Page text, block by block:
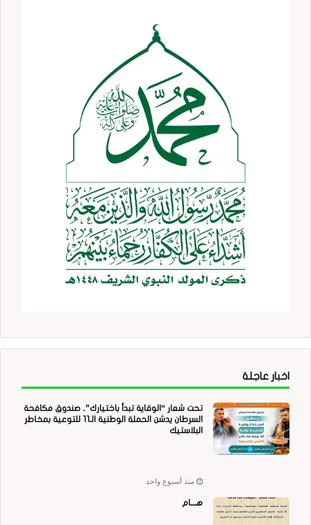
اخبار عاجلة
تحت شعار “الوقاية تبدأ باختيارك”.. صندوق مكافحة
السرطان يدشن الحملة الوطنية الـ11 للتوعية بمخاطر
البلاستيك
منذ أسبوع واحد
هــــام